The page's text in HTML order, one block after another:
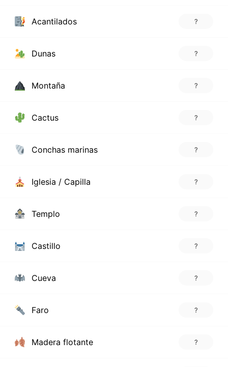
Acantilados ?
Dunas ?
Montaña ?
Cactus ?
Conchas marinas ?
Iglesia / Capilla ?
Templo ?
Castillo ?
Cueva ?
Faro ?
Madera flotante ?